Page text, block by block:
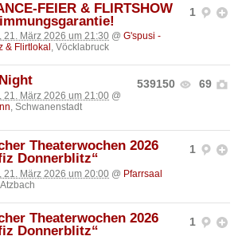
1
FEIER & FLIRTSHOW
21. März 2026 um 21:30 @ G'spusi -
& Flirtlokal , Vöcklabruck
539150 69
21. März 2026 um 21:00 @
, Schwanenstadt
1
Theaterwochen 2026
Donnerblitz“
21. März 2026 um 20:00 @ Pfarrsaal
, Atzbach
1
Theaterwochen 2026
Donnerblitz“